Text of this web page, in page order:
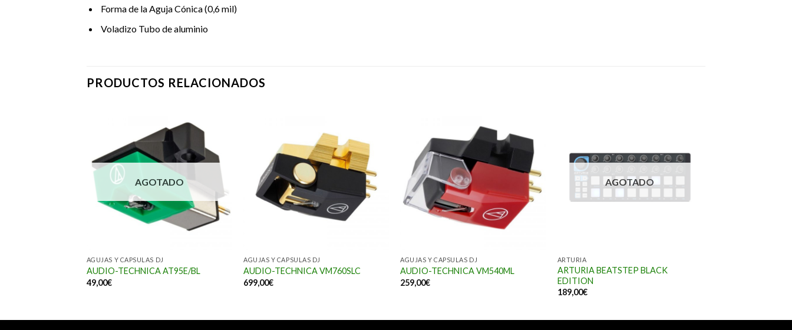
Forma de la Aguja Cónica (0,6 mil)
Voladizo Tubo de aluminio
PRODUCTOS RELACIONADOS
AGOTADO
AGUJAS Y CAPSULAS DJ
AUDIO-TECHNICA AT95E/BL
49,00€
AGUJAS Y CAPSULAS DJ
AUDIO-TECHNICA VM760SLC
699,00€
AGUJAS Y CAPSULAS DJ
AUDIO-TECHNICA VM540ML
259,00€
AGOTADO
ARTURIA
ARTURIA BEATSTEP BLACK
EDITION
189,00€